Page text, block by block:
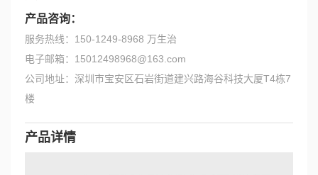
产品咨询：
服务热线：150-1249-8968 万生治
电子邮箱：15012498968@163.com
公司地址：深圳市宝安区石岩街道建兴路海谷科技大厦T4栋7
楼
产品详情